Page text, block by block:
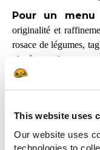
This website uses
Our website uses
technologies to
Pour un menu
originalité et
rosace de légumes,
glacé au melon…
Valorisez les
tendances culinaires
Menu de